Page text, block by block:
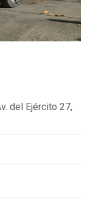
del Ejército 27,